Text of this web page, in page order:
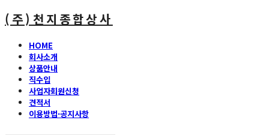
(주)천지종합상사
HOME
회사소개
상품안내
직수입
사업자회원신청
견적서
이용방법·공지사항